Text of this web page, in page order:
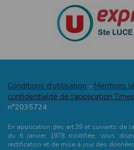
Conditions d’utilisation - Mentions
confidentialité de l'application
n°2035724
En application des art.39 et suivants de
du 6 janvier 1978 modifiée, vous
rectification et de mise à jour des